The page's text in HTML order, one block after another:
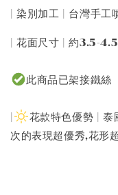
| 染別加工 | 台灣手工
| 花面尺寸 | 約3.5-
此商品已架接鐵絲
花款特色優勢 | 泰
次的表現超優秀,花形